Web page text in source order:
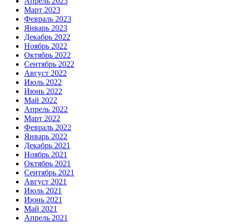
Март 2023
Февраль 2023
Январь 2023
Декабрь 2022
Ноябрь 2022
Октябрь 2022
Сентябрь 2022
Август 2022
Июль 2022
Июнь 2022
Май 2022
Апрель 2022
Март 2022
Февраль 2022
Январь 2022
Декабрь 2021
Ноябрь 2021
Октябрь 2021
Сентябрь 2021
Август 2021
Июль 2021
Июнь 2021
Май 2021
Апрель 2021